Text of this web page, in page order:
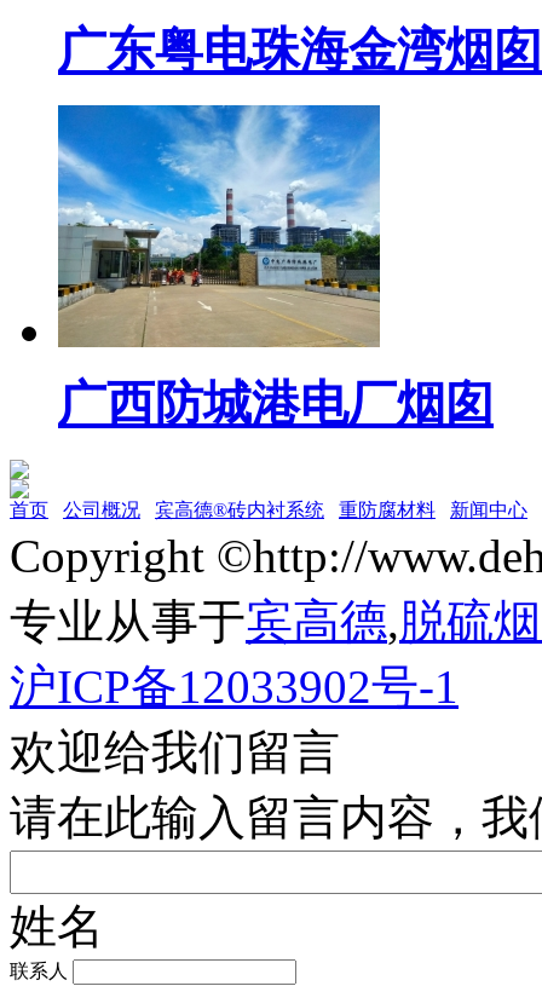
广东粤电珠海金湾烟囱
广西防城港电厂烟囱
首页 公司概况 宾高德®砖内衬系统 重防腐材料 新闻中心
Copyright ©http://
专业从事于宾高德,脱硫
沪ICP备12033902号-1
欢迎给我们留言
请在此输入留言内容，
姓名
联系人